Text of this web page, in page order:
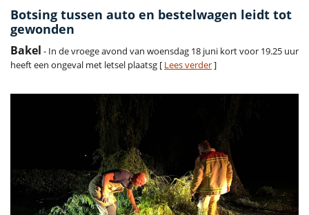
Botsing tussen auto en bestelwagen leidt tot
gewonden
Bakel - In de vroege avond van woensdag 18 juni kort voor 19.25 uur
heeft een ongeval met letsel plaatsg [ Lees verder]